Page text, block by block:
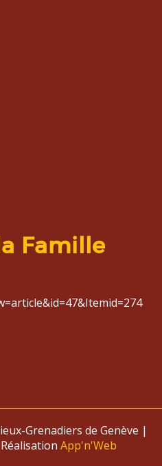
Famille
Grenadiers de Genève |
App'n'Web